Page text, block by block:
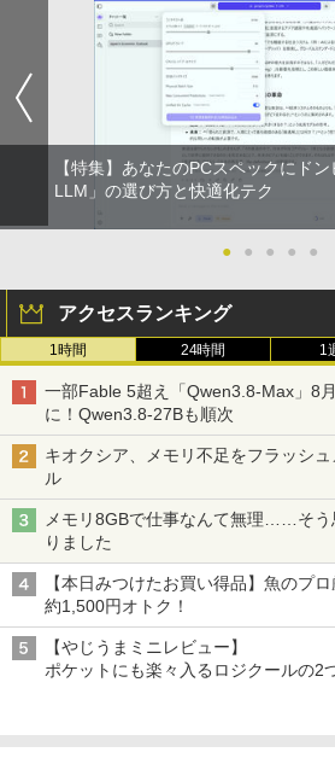
【特集】あなたのPCスペックにド
LLM」の選び方と快適化テク
● ● ● ● ●
アクセスランキング
1時間 24時間 1
一部Fable 5超え「Qwen3.8-Max」8
に！Qwen3.8-27Bも順次
キオクシア、メモリ不足をフラッシ
ル
メモリ8GBで仕事なんて無理……そう
りました
【本日みつけたお買い得品】魚のプ
約1,500円オトク！
【やじうまミニレビュー】
ポケットにも楽々入るロジクールの2